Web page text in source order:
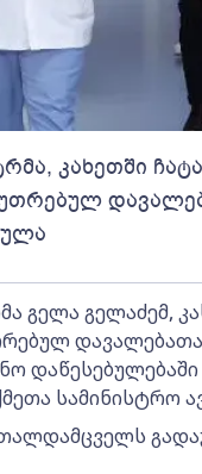
კახეთში
გელა გელაძემ,
დაწესებულებაში
სამინისტრო